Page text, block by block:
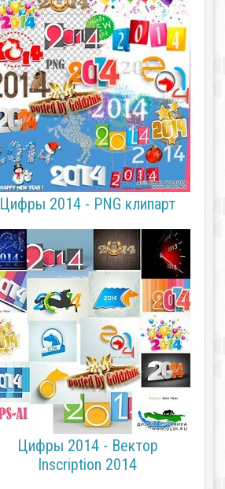
Цифры 2014 - PNG клипарт
Цифры 2014 - Вектор
Inscription 2014